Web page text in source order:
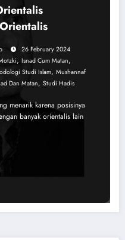
26 February 2024
, Isnad Cum Matan,
Studi Islam, Mushannaf
Dan Matan, Studi Hadis
menarik karena posisinya
banyak orientalis lain